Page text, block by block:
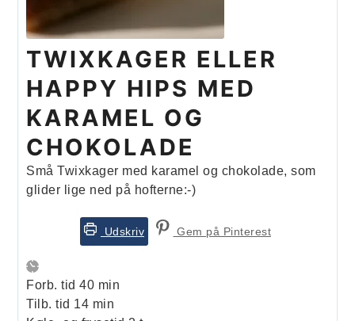
TWIXKAGER ELLER
HAPPY HIPS MED
KARAMEL OG
CHOKOLADE
Små Twixkager med karamel og chokolade, som
glider lige ned på hofterne:-)
Udskriv Gem på Pinterest
Forb. tid40minutter
min
Tilb. tid 14minutter
min